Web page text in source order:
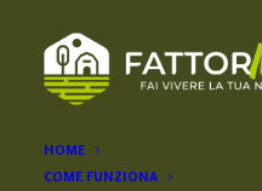
HOME
COME FUNZIONA